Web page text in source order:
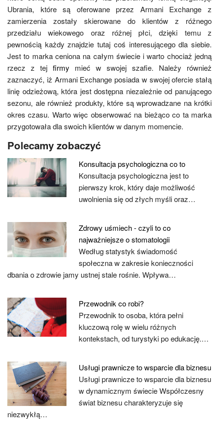
Ubrania, które są oferowane przez Armani Exchange z
zamierzenia zostały skierowane do klientów z różnego
przedziału wiekowego oraz różnej płci, dzięki temu z
pewnością każdy znajdzie tutaj coś interesującego dla siebie.
Jest to marka ceniona na całym świecie i warto chociaż jedną
rzecz z tej firmy mieć w swojej szafie. Należy również
zaznaczyć, iż Armani Exchange posiada w swojej ofercie stałą
linię odzieżową, która jest dostępna niezależnie od panującego
sezonu, ale również produkty, które są wprowadzane na krótki
okres czasu. Warto więc obserwować na bieżąco co ta marka
przygotowała dla swoich klientów w danym momencie.
Polecamy zobaczyć
Konsultacja psychologiczna co to
Konsultacja psychologiczna jest to
pierwszy krok, który daje możliwość
uwolnienia się od złych myśli oraz…
Zdrowy uśmiech - czyli to co
najważniejsze o stomatologii
Według statystyk świadomość
społeczna w zakresie konieczności
dbania o zdrowie jamy ustnej stale rośnie. Wpływa…
Przewodnik co robi?
Przewodnik to osoba, która pełni
kluczową rolę w wielu różnych
kontekstach, od turystyki po edukację.…
Usługi prawnicze to wsparcie dla biznesu
Usługi prawnicze to wsparcie dla biznesu
w dynamicznym świecie Współczesny
świat biznesu charakteryzuje się
niezwykłą…